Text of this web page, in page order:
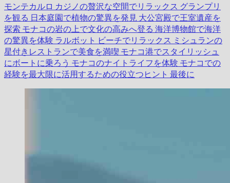
モンテカルロ カジノの贅沢な空間でリラックス グランプリ
を観る 日本庭園で植物の驚異を発見 大公宮殿で王室遺産を
探索 モナコの岩の上で文化の高みへ登る 海洋博物館で海洋
の驚異を体験 ラルボット ビーチでリラックス ミシュランの
星付きレストランで美食を満喫 モナコ港でスタイリッシュ
にボートに乗ろう モナコのナイトライフを体験 モナコでの
経験を最大限に活用するための役立つヒント 最後に